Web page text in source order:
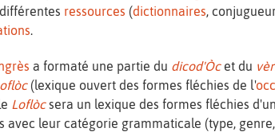
ressources (dictionnaires,
.
a formaté une partie du dicod'Òcet du
(lexique ouvert des formes fléchies de l'
Loflòcsera un lexique des formes fléchies
avec leur catégorie grammaticale (type,